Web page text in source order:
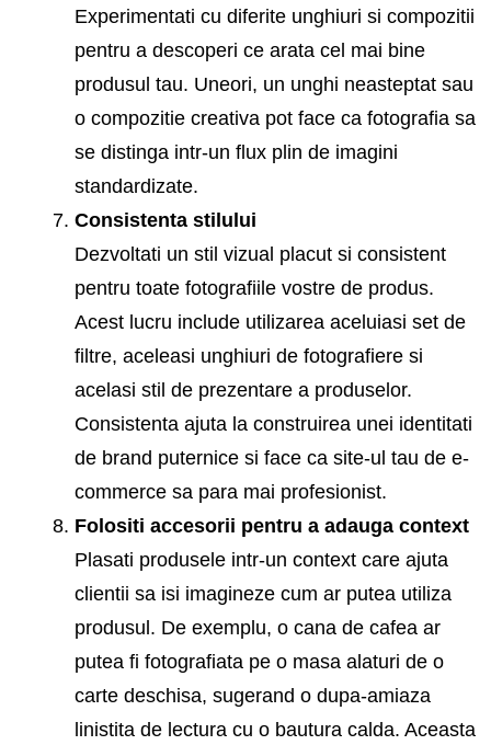
Experimentati cu diferite unghiuri si compozitii
pentru a descoperi ce arata cel mai bine
produsul tau. Uneori, un unghi neasteptat sau
o compozitie creativa pot face ca fotografia sa
se distinga intr-un flux plin de imagini
standardizate.
Consistenta stilului
Dezvoltati un stil vizual placut si consistent
pentru toate fotografiile vostre de produs.
Acest lucru include utilizarea aceluiasi set de
filtre, aceleasi unghiuri de fotografiere si
acelasi stil de prezentare a produselor.
Consistenta ajuta la construirea unei identitati
de brand puternice si face ca site-ul tau de e-
commerce sa para mai profesionist.
Folositi accesorii pentru a adauga context
Plasati produsele intr-un context care ajuta
clientii sa isi imagineze cum ar putea utiliza
produsul. De exemplu, o cana de cafea ar
putea fi fotografiata pe o masa alaturi de o
carte deschisa, sugerand o dupa-amiaza
linistita de lectura cu o bautura calda. Aceasta